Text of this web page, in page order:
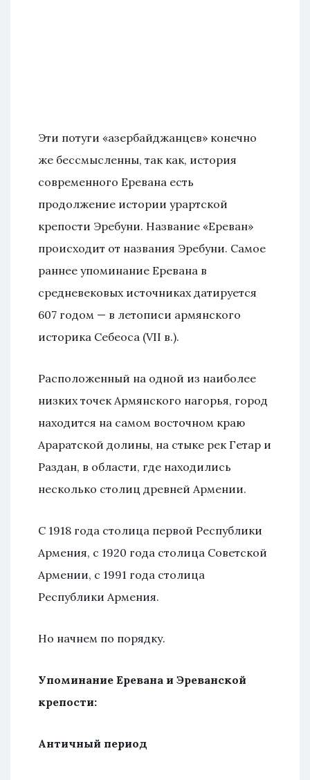
Эти потуги «азербайджанцев» конечно
же бессмысленны, так как, история
современного Еревана есть
продолжение истории урартской
крепости Эребуни. Название «Ереван»
происходит от названия Эребуни. Самое
раннее упоминание Еревана в
средневековых источниках датируется
607 годом — в летописи армянского
историка Себеоса (VII в.).
Расположенный на одной из наиболее
низких точек Армянского нагорья, город
находится на самом восточном краю
Араратской долины, на стыке рек Гетар и
Раздан, в области, где находились
несколько столиц древней Армении.
С 1918 года столица первой Республики
Армения, с 1920 года столица Советской
Армении, с 1991 года столица
Республики Армения.
Но начнем по порядку.
Упоминание Еревана и Эреванской
крепости:
Античный период